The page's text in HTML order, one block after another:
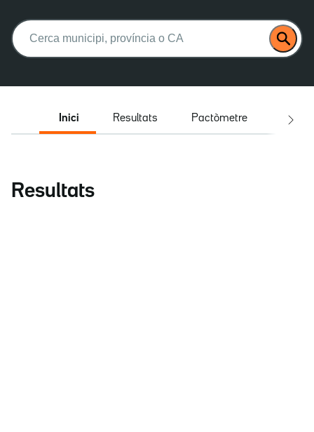
Buscar:
Inici Resultats Pactòmetre
Resultats